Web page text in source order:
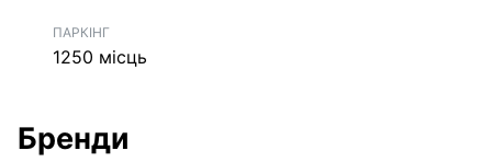
ПАРКІНГ
1250 місць
Бренди